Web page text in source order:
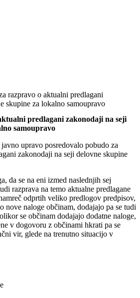
razpravo o aktualni predlagani
skupine za lokalno samoupravo
predlagani zakonodaji na seji
samoupravo
upravo posredovalo pobudo za
zakonodaji na seji delovne skupine
da se na eni izmed naslednjih sej
razprava na temo aktualne predlagane
odprtih veliko predlogov predpisov,
nove naloge občinam, dodajajo pa se tudi
se občinam dodajajo dodatne naloge,
v dogovoru z občinami hkrati pa se
vir, glede na trenutno situacijo v